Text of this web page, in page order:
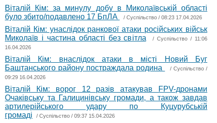
Віталій Кім: за минулу добу в Миколаївській області
було збито/подавлено 17 БпЛА
/ Суспільство / 08:23 17.04.2026
Віталій Кім: унаслідок ранкової атаки російських військ
Миколаїв і частина області без світла
/Суспільство / 11:06
16.04.2026
Віталій Кім: внаслідок атаки в місті Новий Буг
Баштанського району постраждала родина
/ Суспільство/
09:29 16.04.2026
Віталій Кім: ворог 12 разів атакував FPV-дронами
Очаківську та Галицинівську громади, а також завдав
артилерійського удару по Куцурубській
громаді
/ Суспільство / 09:37 15.04.2026